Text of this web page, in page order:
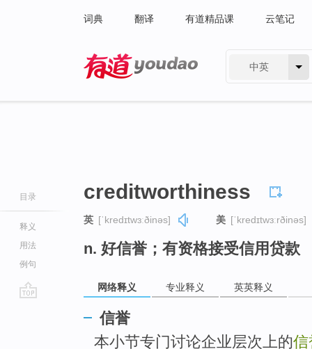
词典 翻译 有道精品课 云笔记
中英
目录
释义
用法
例句
creditworthiness
英 [ˈkredɪtwɜːðinəs] 美 [ˈkredɪtwɜːrðinəs]
n. 好信誉；有资格接受信用贷款
网络释义 专业释义 英英释义
信誉
本小节专门讨论企业层次上的信